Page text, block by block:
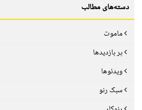
دسته‌های مطالب
ماموت
پر بازدیدها
ویدئوها
سبک رنو